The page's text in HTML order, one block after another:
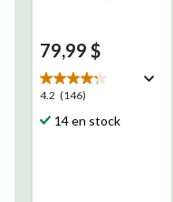
79,99 $
4.2 (146)
4.2
étoile(s)
sur
14 en stock